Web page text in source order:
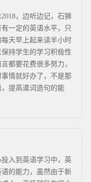
，边听边记，石狮
一定的英语水平，只
天早上起来读半小时
持学生的学习积极性
都要花费很多努力，
情就好办了，不是那
提高遣词造句的能
入到英语学习中，英
的能力，虽然由于新